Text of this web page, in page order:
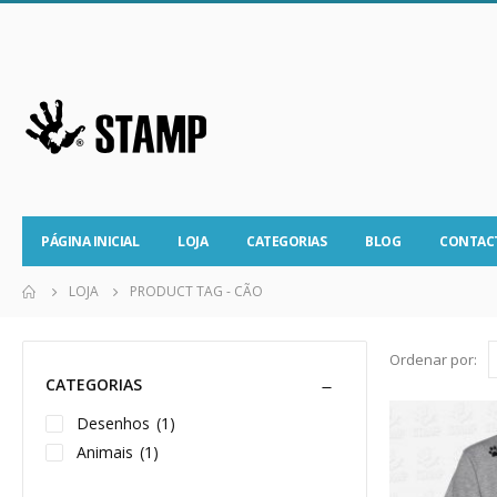
PÁGINA INICIAL LOJA CATEGORIAS BLOG
LOJA PRODUCT TAG - CÃO
Ordenar por:
CATEGORIAS
Desenhos (1)
Animais (1)